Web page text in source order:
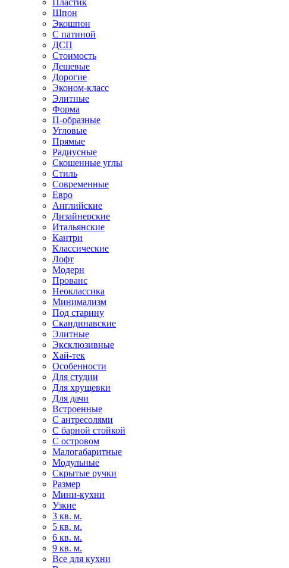
Шпон
Экошпон
С патиной
ДСП
Стоимость
Дешевые
Дорогие
Эконом-класс
Элитные
Форма
П-образные
Угловые
Прямые
Радиусные
Скошенные углы
Стиль
Современные
Евро
Английские
Дизайнерские
Итальянские
Кантри
Классические
Лофт
Модерн
Прованс
Неоклассика
Минимализм
Под старину
Скандинавские
Элитные
Эксклюзивные
Хай-тек
Особенности
Для студии
Для хрущевки
Для дачи
Встроенные
С антресолями
С барной стойкой
С островом
Малогабаритные
Модульные
Скрытые ручки
Размер
Мини-кухни
Узкие
3 кв. м.
5 кв. м.
6 кв. м.
9 кв. м.
Все для кухни